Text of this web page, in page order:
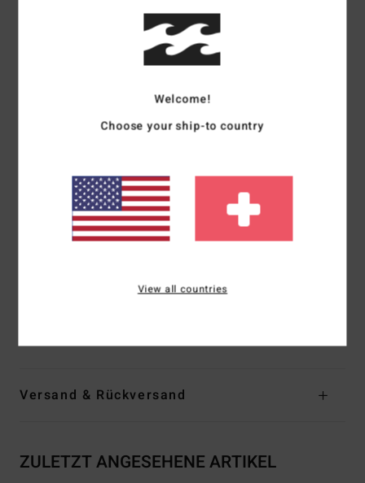
Adventure Division
Mischgewebe aus recyceltem Polyester und
Behält seine Form bei
Gerade am Hals
Futter:Vorne und hinten durchgehend gefüttert
Verschluss:fester Verschluss
Logo:Heat-Transfer-Logo
Zickzack-Steppstich
Versand & Rückversand
ZULETZT ANGESEHENE ARTIKEL
Welcome!
Choose your ship-to country
View all countries